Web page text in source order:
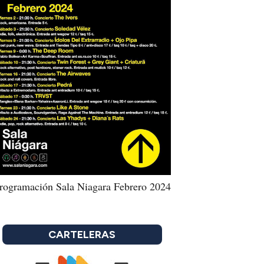
Sala Niagara Febrero 2024
CARTELERAS